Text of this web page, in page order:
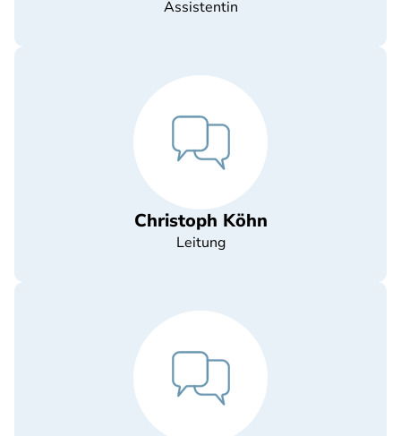
Assistentin
Christoph Köhn
Leitung